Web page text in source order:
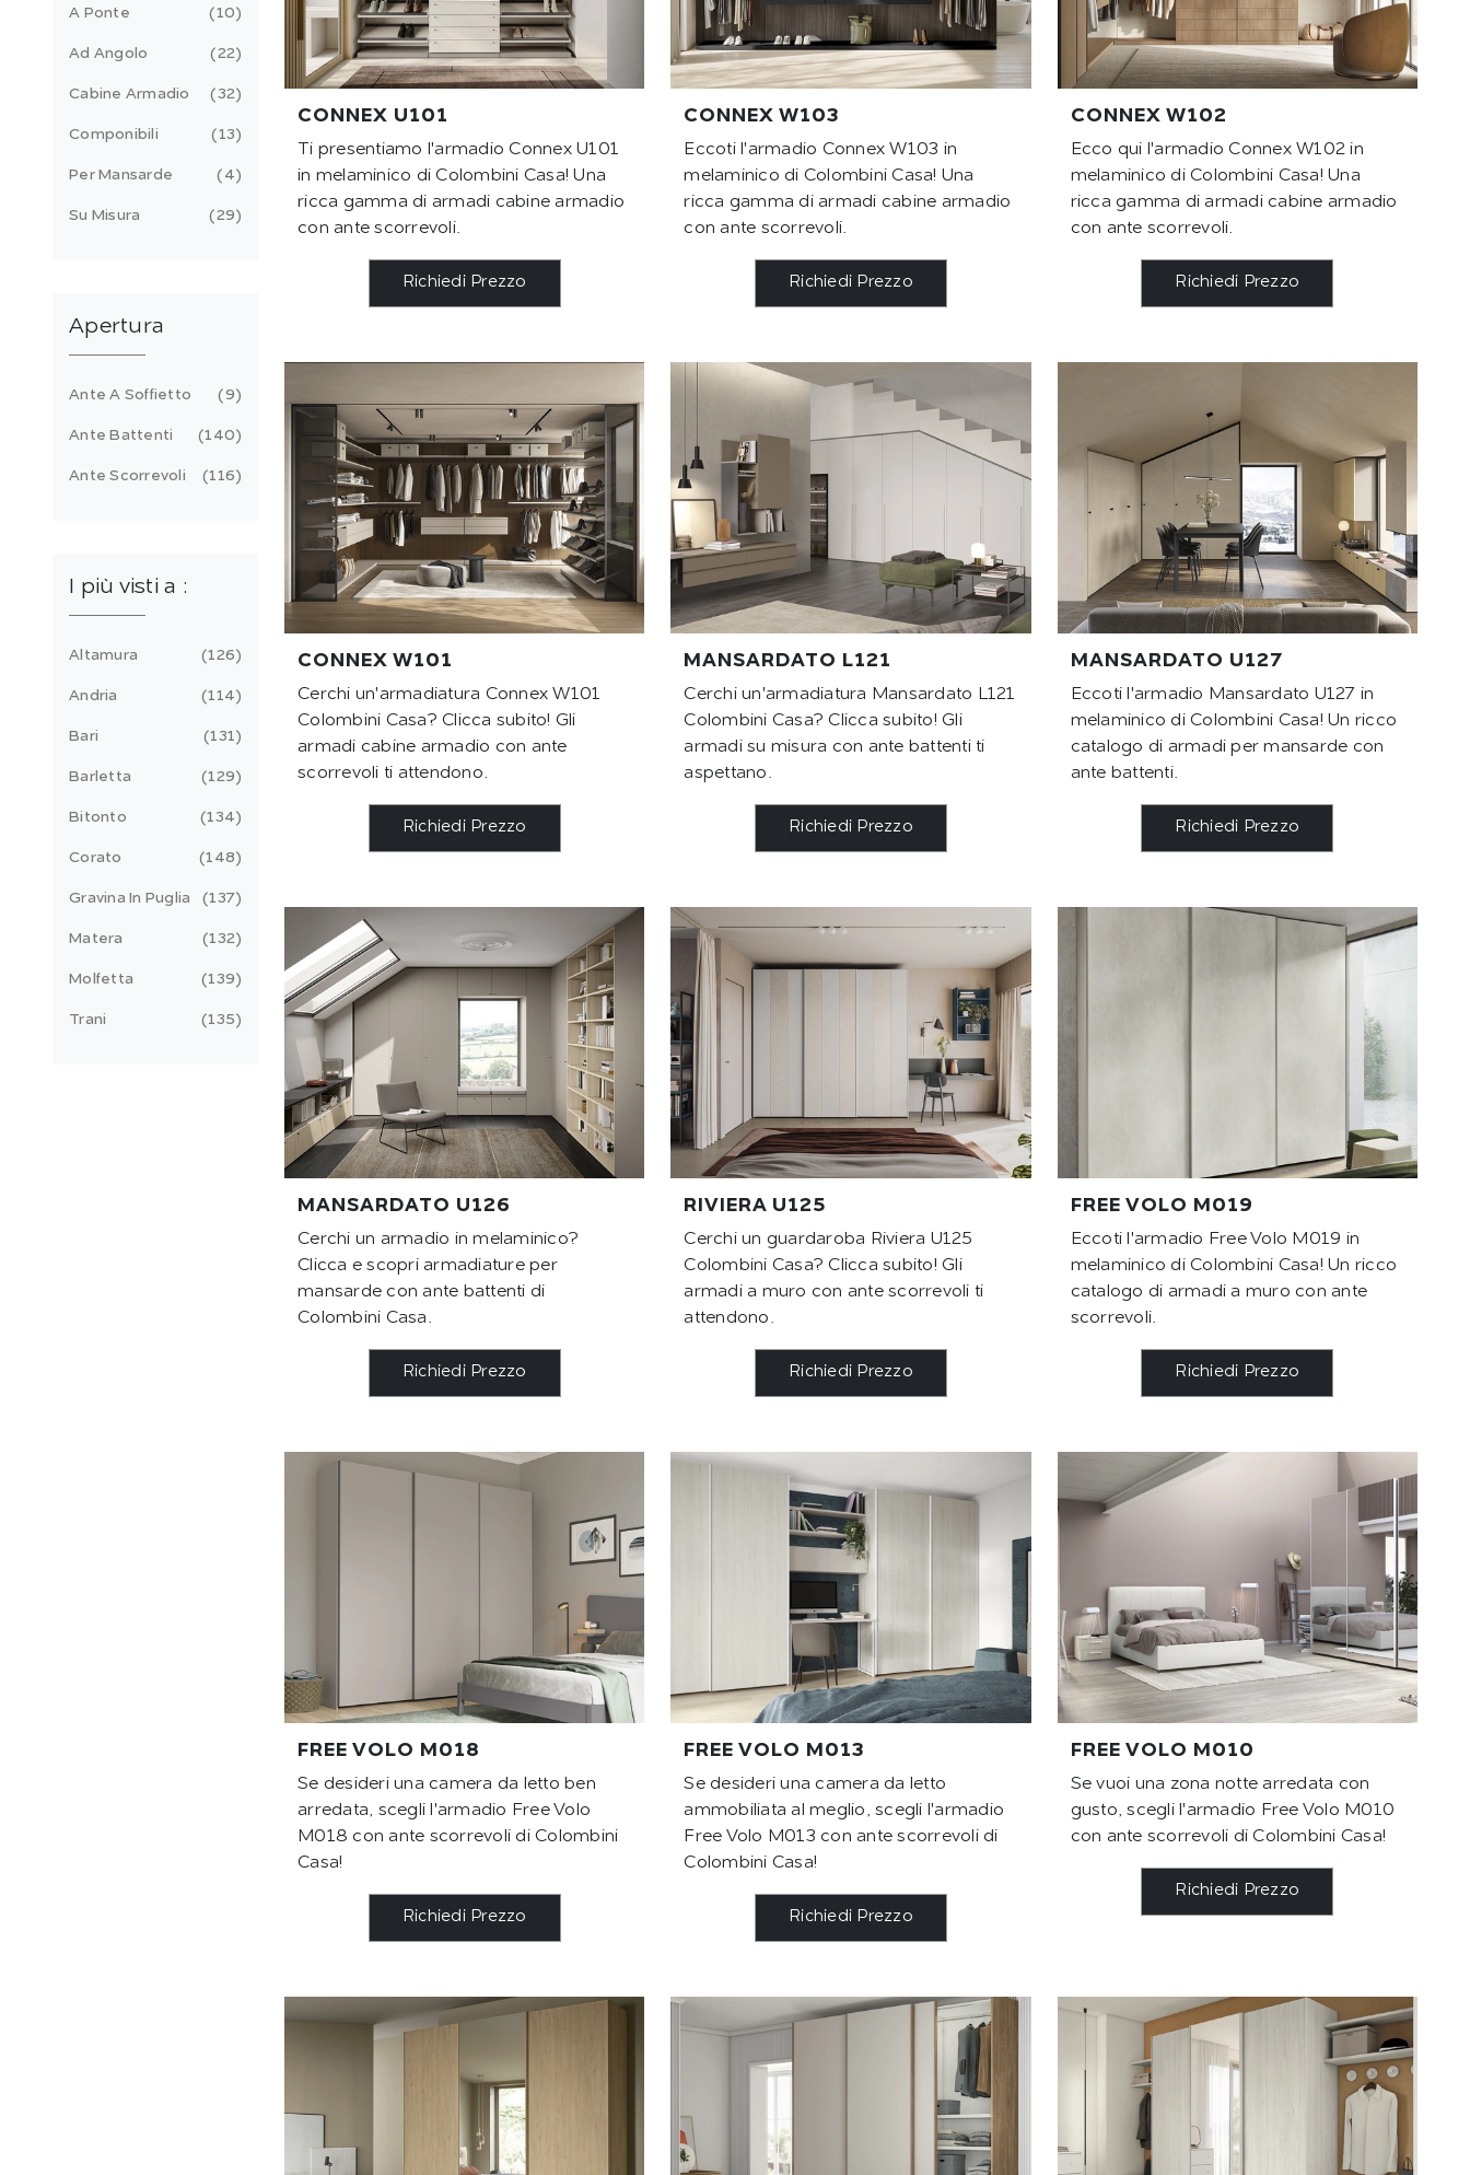
CONNEX U101
Ti presentiamo l'armadio Connex U101
in melaminico di Colombini Casa! Una
ricca gamma di armadi cabine armadio
con ante scorrevoli.
Richiedi Prezzo
CONNEX W103
Eccoti l'armadio Connex W103 in
melaminico di Colombini Casa! Una
ricca gamma di armadi cabine armadio
con ante scorrevoli.
Richiedi Prezzo
CONNEX W102
Ecco qui l'armadio Connex W102 in
melaminico di Colombini Casa! Una
ricca gamma di armadi cabine armadio
con ante scorrevoli.
Richiedi Prezzo
CONNEX W101
Cerchi un'armadiatura Connex W101
Colombini Casa? Clicca subito! Gli
armadi cabine armadio con ante
scorrevoli ti attendono.
Richiedi Prezzo
MANSARDATO L121
Cerchi un'armadiatura Mansardato L121
Colombini Casa? Clicca subito! Gli
armadi su misura con ante battenti ti
aspettano.
Richiedi Prezzo
MANSARDATO U127
Eccoti l'armadio Mansardato U127 in
melaminico di Colombini Casa! Un ricco
catalogo di armadi per mansarde con
ante battenti.
Richiedi Prezzo
MANSARDATO U126
Cerchi un armadio in melaminico?
Clicca e scopri armadiature per
mansarde con ante battenti di
Colombini Casa.
Richiedi Prezzo
RIVIERA U125
Cerchi un guardaroba Riviera U125
Colombini Casa? Clicca subito! Gli
armadi a muro con ante scorrevoli ti
attendono.
Richiedi Prezzo
FREE VOLO M019
Eccoti l'armadio Free Volo M019 in
melaminico di Colombini Casa! Un ricco
catalogo di armadi a muro con ante
scorrevoli.
Richiedi Prezzo
FREE VOLO M018
Se desideri una camera da letto ben
arredata, scegli l'armadio Free Volo
M018 con ante scorrevoli di Colombini
Casa!
Richiedi Prezzo
FREE VOLO M013
Se desideri una camera da letto
ammobiliata al meglio, scegli l'armadio
Free Volo M013 con ante scorrevoli di
Colombini Casa!
Richiedi Prezzo
FREE VOLO M010
Se vuoi una zona notte arredata con
gusto, scegli l'armadio Free Volo M010
con ante scorrevoli di Colombini Casa!
Richiedi Prezzo
A Ponte 10
Ad Angolo 22
Cabine Armadio 32
Componibili 13
Per Mansarde 4
Su Misura 29
Apertura
Ante A Soffietto 9
Ante Battenti 140
Ante Scorrevoli 116
I più visti a :
Altamura 126
Andria 114
Bari 131
Barletta 129
Bitonto 134
Corato 148
Gravina In Puglia 137
Matera 132
Molfetta 139
Trani 135